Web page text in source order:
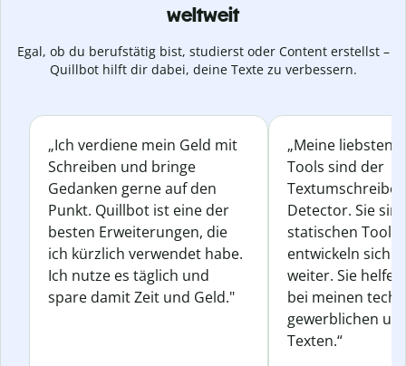
weltweit
Egal, ob du berufstätig bist, studierst oder Content erstellst –
Quillbot hilft dir dabei, deine Texte zu verbessern.
„Ich verdiene mein Geld mit
Schreiben und bringe
Gedanken gerne auf den
Punkt. Quillbot ist eine der
besten Erweiterungen, die
ich kürzlich verwendet habe.
Ich nutze es täglich und
spare damit Zeit und Geld."
„Meine liebsten
Tools sind der
Detector. Sie
statischen
entwickeln sich
weiter. Sie
bei meinen
gewerblichen
Texten.“